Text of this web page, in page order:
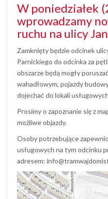
W poniedziałek
wprowadzamy
ruchu na ulicy
Zamknięty będzie odcinek
Parnickiego do odcinka za
obszarze będą mogły
wahadłowym, pojazdy
dojechać do lokali
Prosimy o zapoznanie się z
możliwe objazdy.
Osoby potrzebujące
usługowych na tym odcinku
adresem: